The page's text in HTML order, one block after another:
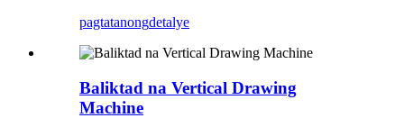
pagtatanongdetalye
Baliktad na Vertical Drawing
Machine